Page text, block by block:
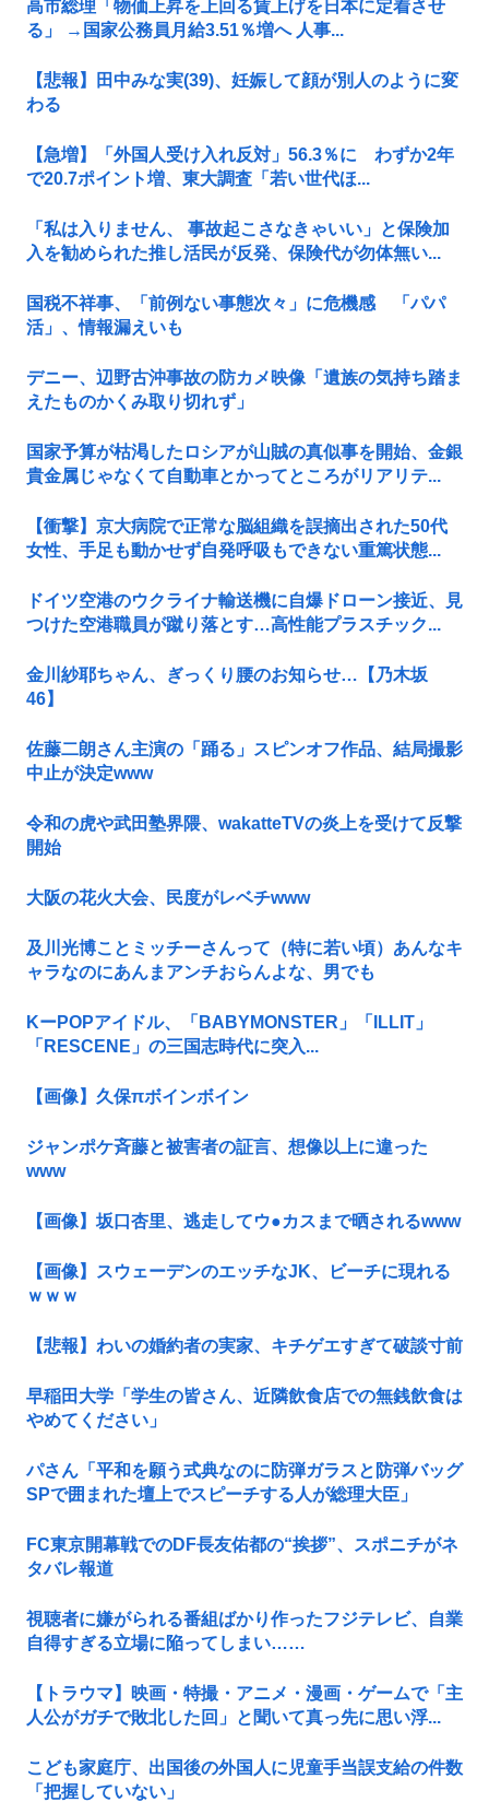
高市総理「物価上昇を上回る賃上げを日本に定着させ
る」 →国家公務員月給3.51％増へ 人事...
【悲報】田中みな実(39)、妊娠して顔が別人のように変
わる
【急増】「外国人受け入れ反対」56.3％に わずか2年
で20.7ポイント増、東大調査「若い世代ほ...
「私は入りません、 事故起こさなきゃいい」と保険加
入を勧められた推し活民が反発、保険代が勿体無い...
国税不祥事、「前例ない事態次々」に危機感 「パパ
活」、情報漏えいも
デニー、辺野古沖事故の防カメ映像「遺族の気持ち踏ま
えたものかくみ取り切れず」
国家予算が枯渇したロシアが山賊の真似事を開始、金銀
貴金属じゃなくて自動車とかってところがリアリテ...
【衝撃】京大病院で正常な脳組織を誤摘出された50代
女性、手足も動かせず自発呼吸もできない重篤状態...
ドイツ空港のウクライナ輸送機に自爆ドローン接近、見
つけた空港職員が蹴り落とす…高性能プラスチック...
金川紗耶ちゃん、ぎっくり腰のお知らせ…【乃木坂
46】
佐藤二朗さん主演の「踊る」スピンオフ作品、結局撮影
中止が決定www
令和の虎や武田塾界隈、wakatteTVの炎上を受けて反撃
開始
大阪の花火大会、民度がレベチwww
及川光博ことミッチーさんって（特に若い頃）あんなキ
ャラなのにあんまアンチおらんよな、男でも
KーPOPアイドル、「BABYMONSTER」「ILLIT」
「RESCENE」の三国志時代に突入...
【画像】久保πボインボイン
ジャンポケ斉藤と被害者の証言、想像以上に違った
www
【画像】坂口杏里、逃走してウ●カスまで晒されるwww
【画像】スウェーデンのエッチなJK、ビーチに現れる
ｗｗｗ
【悲報】わいの婚約者の実家、キチゲエすぎて破談寸前
早稲田大学「学生の皆さん、近隣飲食店での無銭飲食は
やめてください」
パさん「平和を願う式典なのに防弾ガラスと防弾バッグ
SPで囲まれた壇上でスピーチする人が総理大臣」
FC東京開幕戦でのDF長友佑都の“挨拶”、スポニチがネ
タバレ報道
視聴者に嫌がられる番組ばかり作ったフジテレビ、自業
自得すぎる立場に陥ってしまい……
【トラウマ】映画・特撮・アニメ・漫画・ゲームで「主
人公がガチで敗北した回」と聞いて真っ先に思い浮...
こども家庭庁、出国後の外国人に児童手当誤支給の件数
「把握していない」